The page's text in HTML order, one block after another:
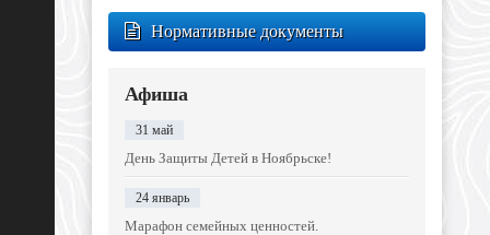
Нормативные документы
Афиша
31 май
День Защиты Детей в Ноябрьске!
24 январь
Марафон семейных ценностей.